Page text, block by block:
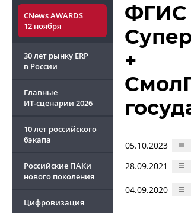
CNews AWARDS
12 ноября
30 лет рынку ERP
в России
Главные
ИТ-сценарии 2026
10 лет российского
бэкапа
Российские ПАКи
нового поколения
Цифровизация
ФГИС
+
05.10.2023
28.09.2021
04.09.2020